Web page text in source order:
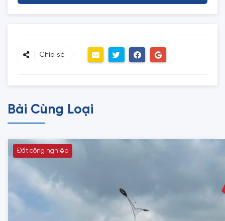
Chia sẻ
Bài Cùng Loại
Đất công nghiệp